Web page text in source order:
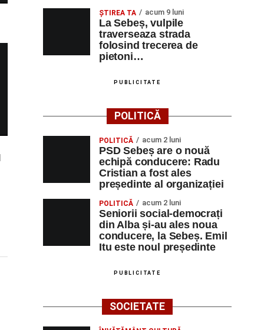
ŞTIREA TA acum 9 luni
La Sebeș, vulpile
traverseaza strada
folosind trecerea de
pietoni…
PUBLICITATE
POLITICĂ
POLITICĂ acum 2 luni
PSD Sebeș are o nouă
echipă conducere: Radu
Cristian a fost ales
președinte al organizației
POLITICĂ acum 2 luni
Seniorii social-democrați
din Alba și-au ales noua
conducere, la Sebeș. Emil
Itu este noul președinte
PUBLICITATE
SOCIETATE